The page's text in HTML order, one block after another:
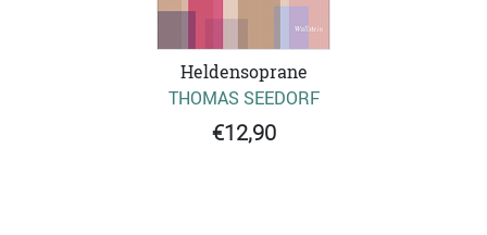
Heldensoprane
THOMAS SEEDORF
€12,90